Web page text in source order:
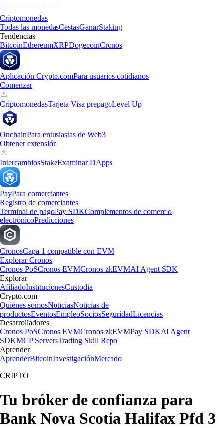
Criptomonedas
Todas las monedasCestasGanarStaking
Tendencias
BitcoinEthereumXRPDogecoinCronos
Aplicación Crypto.comPara usuarios cotidianos
Comenzar
CriptomonedasTarjeta Visa prepagoLevel Up
OnchainPara entusiastas de Web3
Obtener extensión
IntercambiosStakeExaminar DApps
PayPara comerciantes
Registro de comerciantes
Terminal de pagoPay SDKComplementos de comercio
electrónicoPredicciones
CronosCapa 1 compatible con EVM
Explorar Cronos
Cronos PoSCronos EVMCronos zkEVMAI Agent SDK
Explorar
AfiliadoInstitucionesCustodia
Crypto.com
Quiénes somosNoticiasNoticias de
productosEventosEmpleoSociosSeguridadLicencias
Desarrolladores
Cronos PoSCronos EVMCronos zkEVMPay SDKAI Agent
SDKMCP ServersTrading Skill Repo
Aprender
AprenderBitcoinInvestigaciónMercado
CRIPTO
Tu bróker de confianza para
Bank Nova Scotia Halifax Pfd 3